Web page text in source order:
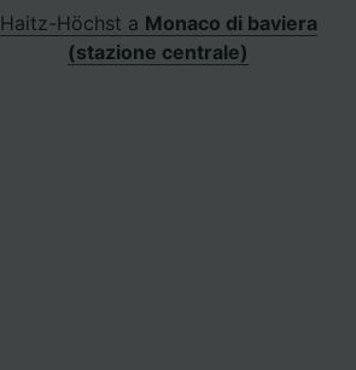
Haitz-Höchst a Monaco di baviera
(stazione centrale)